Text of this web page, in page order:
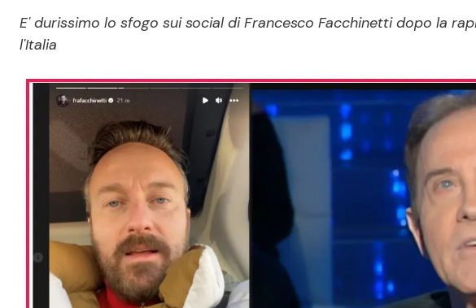
Mondo Mamma
Salute
Viaggi e Turismo
Festività
E' durissimo lo sfogo sui social di Francesco Facchinetti dopo la
l'Italia